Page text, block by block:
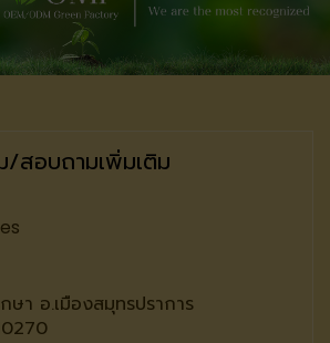
สอบถามเพิ่มเติม
า อ.เมืองสมุทรปราการ